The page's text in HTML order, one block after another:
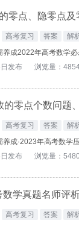
高考复习 答案
解
养成2022年高考数学
发布
浏览量：
高考复习 答案
解
养成·2023年高考数学
发布
浏览量：
学真题名师评
高考复习 答案
解